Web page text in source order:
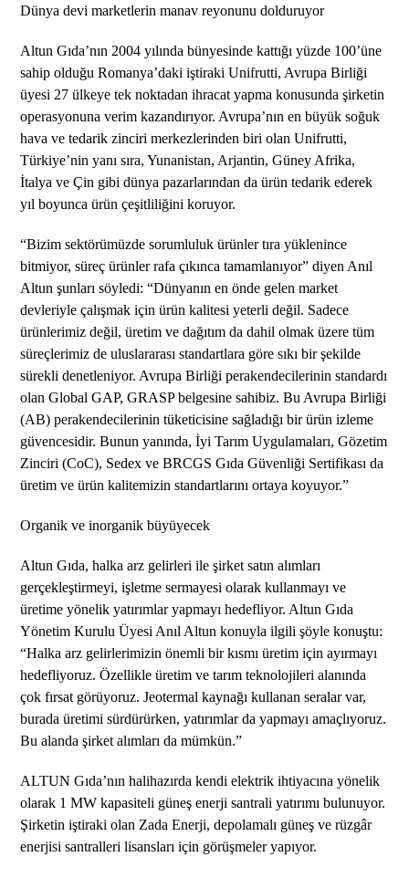
Dünya devi marketlerin manav reyonunu dolduruyor
Altun Gıda’nın 2004 yılında bünyesinde kattığı yüzde 100’üne
sahip olduğu Romanya’daki iştiraki Unifrutti, Avrupa Birliği
üyesi 27 ülkeye tek noktadan ihracat yapma konusunda şirketin
operasyonuna verim kazandırıyor. Avrupa’nın en büyük soğuk
hava ve tedarik zinciri merkezlerinden biri olan Unifrutti,
Türkiye’nin yanı sıra, Yunanistan, Arjantin, Güney Afrika,
İtalya ve Çin gibi dünya pazarlarından da ürün tedarik ederek
yıl boyunca ürün çeşitliliğini koruyor.
“Bizim sektörümüzde sorumluluk ürünler tıra yüklenince
bitmiyor, süreç ürünler rafa çıkınca tamamlanıyor” diyen Anıl
Altun şunları söyledi: “Dünyanın en önde gelen market
devleriyle çalışmak için ürün kalitesi yeterli değil. Sadece
ürünlerimiz değil, üretim ve dağıtım da dahil olmak üzere tüm
süreçlerimiz de uluslararası standartlara göre sıkı bir şekilde
sürekli denetleniyor. Avrupa Birliği perakendecilerinin standardı
olan Global GAP, GRASP belgesine sahibiz. Bu Avrupa Birliği
(AB) perakendecilerinin tüketicisine sağladığı bir ürün izleme
güvencesidir. Bunun yanında, İyi Tarım Uygulamaları, Gözetim
Zinciri (CoC), Sedex ve BRCGS Gıda Güvenliği Sertifikası da
üretim ve ürün kalitemizin standartlarını ortaya koyuyor.”
Organik ve inorganik büyüyecek
Altun Gıda, halka arz gelirleri ile şirket satın alımları
gerçekleştirmeyi, işletme sermayesi olarak kullanmayı ve
üretime yönelik yatırımlar yapmayı hedefliyor. Altun Gıda
Yönetim Kurulu Üyesi Anıl Altun konuyla ilgili şöyle konuştu:
“Halka arz gelirlerimizin önemli bir kısmı üretim için ayırmayı
hedefliyoruz. Özellikle üretim ve tarım teknolojileri alanında
çok fırsat görüyoruz. Jeotermal kaynağı kullanan seralar var,
burada üretimi sürdürürken, yatırımlar da yapmayı amaçlıyoruz.
Bu alanda şirket alımları da mümkün.”
ALTUN Gıda’nın halihazırda kendi elektrik ihtiyacına yönelik
olarak 1 MW kapasiteli güneş enerji santrali yatırımı bulunuyor.
Şirketin iştiraki olan Zada Enerji, depolamalı güneş ve rüzgâr
enerjisi santralleri lisansları için görüşmeler yapıyor.